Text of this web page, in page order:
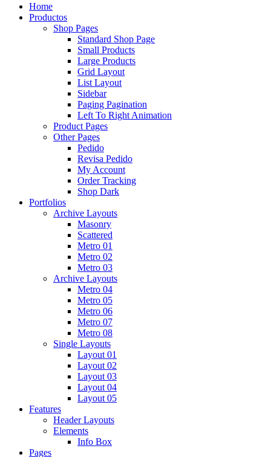
Home
Productos
Shop Pages
Standard Shop Page
Small Products
Large Products
Grid Layout
List Layout
Sidebar
Paging Pagination
Left To Right Animation
Product Pages
Other Pages
Pedido
Revisa Pedido
My Account
Order Tracking
Shop Dark
Portfolios
Archive Layouts
Masonry
Scattered
Metro 01
Metro 02
Metro 03
Archive Layouts
Metro 04
Metro 05
Metro 06
Metro 07
Metro 08
Single Layouts
Layout 01
Layout 02
Layout 03
Layout 04
Layout 05
Features
Header Layouts
Elements
Info Box
Pages